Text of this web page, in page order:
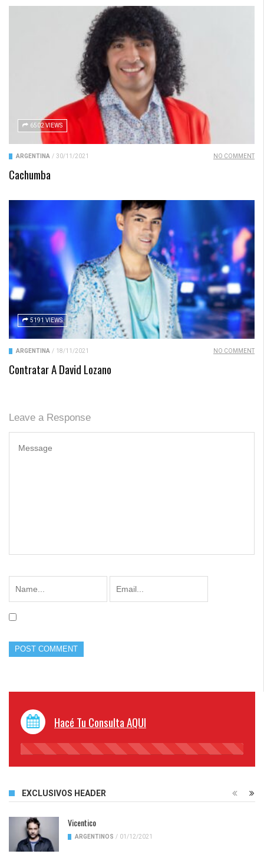
6502 VIEWS
ARGENTINA / 30/11/2021 NO COMMENT
Cachumba
5191 VIEWS
ARGENTINA / 18/11/2021 NO COMMENT
Contratar A David Lozano
Leave a Response
Hacé Tu Consulta AQUI
45%
EXCLUSIVOS HEADER
Vicentico
ARGENTINOS / 01/12/2021